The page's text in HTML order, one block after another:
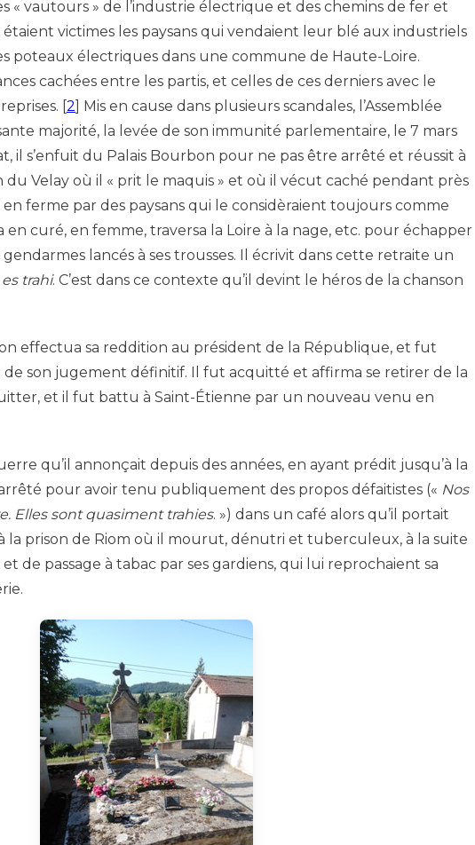
« vautours » de l’industrie électrique et des chemins de fer et
victimes les paysans qui vendaient leur blé aux industriels
poteaux électriques dans une commune de Haute-Loire.
cachées entre les partis, et celles de ces derniers avec le
[2] Mis en cause dans plusieurs scandales, l’Assemblée
majorité, la levée de son immunité parlementaire, le 7 mars
il s’enfuit du Palais Bourbon pour ne pas être arrêté et réussit à
du Velay où il « prit le maquis » et où il vécut caché pendant près
ferme par des paysans qui le considèraient toujours comme
curé, en femme, traversa la Loire à la nage, etc. pour échapper
lancés à ses trousses. Il écrivit dans cette retraite un
trahi. C’est dans ce contexte qu’il devint le héros de la chanson
effectua sa reddition au président de la République, et fut
de son jugement définitif. Il fut acquitté et affirma se retirer de la
et il fut battu à Saint-Étienne par un nouveau venu en
qu’il annonçait depuis des années, en ayant prédit jusqu’à la
pour avoir tenu publiquement des propos défaitistes (« Nos
Elles sont quasiment trahies. ») dans un café alors qu’il portait
la prison de Riom où il mourut, dénutri et tuberculeux, à la suite
de passage à tabac par ses gardiens, qui lui reprochaient sa